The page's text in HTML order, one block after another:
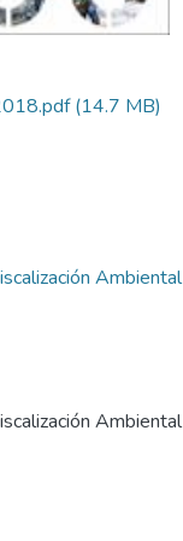
(14.7 MB)
Ambiental
Ambiental